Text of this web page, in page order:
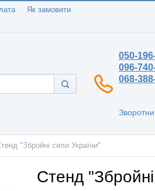
Як замовити
050-
096-
068-
"Збройні сили України"
Стенд